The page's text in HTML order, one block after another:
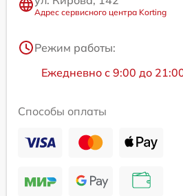
Адрес сервисного центра Korting
Режим работы:
Ежедневно с 9:00 до
Способы оплаты